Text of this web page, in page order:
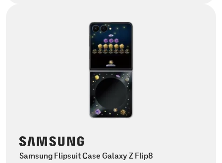
Samsung Flipsuit Case Galaxy Z Flip8